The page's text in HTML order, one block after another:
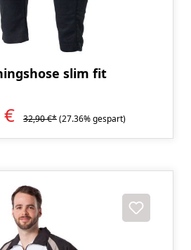
slim fit
32,90 €*(27.36% gespart)